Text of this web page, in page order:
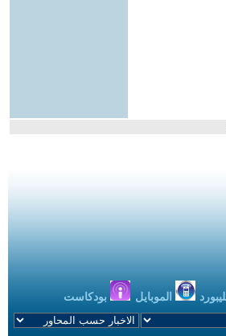
الموبايل بودكاست